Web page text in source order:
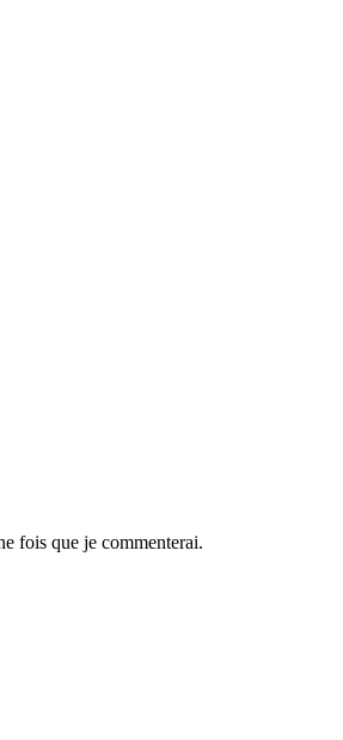
fois que je commenterai.